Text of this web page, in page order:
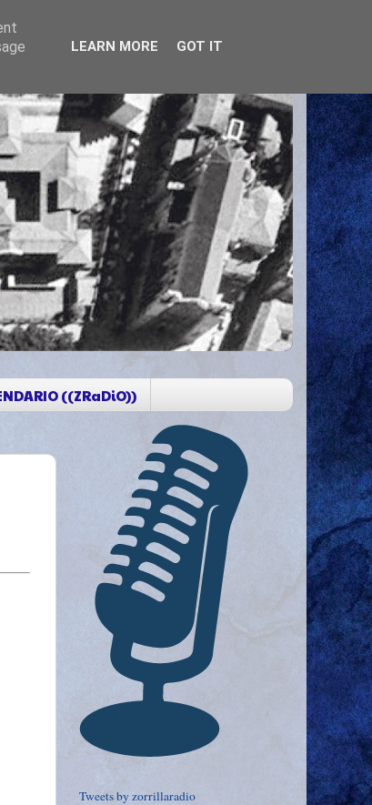
((ZRaDiO))
Tweets by zorrillaradio
LEARN MORE GOT IT